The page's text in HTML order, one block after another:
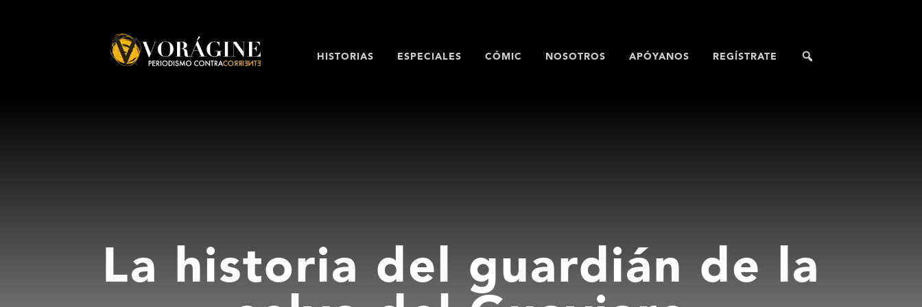
HISTORIAS ESPECIALES CÓMIC NOSOTROS APÓYANOS REGÍSTRATE
La historia del guardián de la